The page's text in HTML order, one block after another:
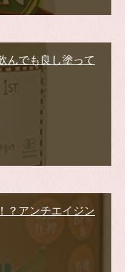
んでも良し塗って
？アンチエイジン